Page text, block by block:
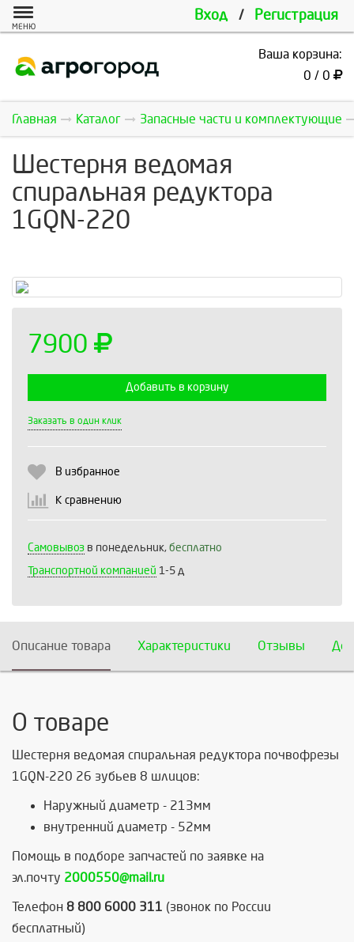
Вход / Регистрация
МЕНЮ
Ваша корзина:
0 / 0
Главная Каталог Запасные части и комплектующие
Шестерня ведомая
спиральная редуктора
1GQN-220
7900
Добавить в корзину
Заказать в один клик
В избранное
К сравнению
Самовывоз в понедельник, бесплатно
Транспортной компанией 1-5 д
Описание товара Характеристики Отзывы
О товаре
Шестерня ведомая спиральная редуктора почвофрезы
1GQN-220 26 зубьев 8 шлицов:
Наружный диаметр - 213мм
внутренний диаметр - 52мм
Помощь в подборе запчастей по заявке на
эл.почту 2000550@mail.ru
Телефон 8 800 6000 311 (звонок по России
бесплатный)